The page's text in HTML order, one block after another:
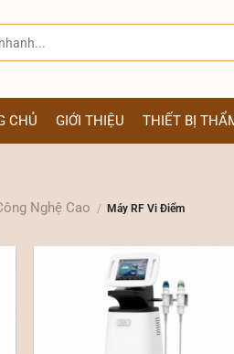
CHỦ GIỚI THIỆU THIẾT BỊ
Nghệ Cao / Máy RF Vi Điểm